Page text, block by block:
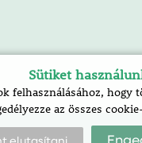
Sütiket
felhasználásához,
az összes